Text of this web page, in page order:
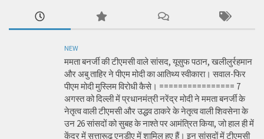
NEW
ममता बनर्जी की टीएमसी वाले सांसद, यूसुफ पठान, खलीलुर्रहमान
और अबु ताहिर ने पीएम मोदी का आतिथ्य स्वीकारा। सवाल-फिर
पीएम मोदी मुस्लिम विरोधी कैसे। ================ 7
अगस्त को दिल्ली में प्रधानमंत्री नरेंद्र मोदी ने ममता बनर्जी के
नेतृत्व वाली टीएमसी और उद्धव ठाकरे के नेतृत्व वाली शिवसेना के
उन 26 सांसदों को सुबह के नाश्ते पर आमंत्रित किया, जो हाल ही में
केंद्र में सत्तारूढ़ एनडीए में शामिल हुए हैं। इन सांसदों में टीएमसी